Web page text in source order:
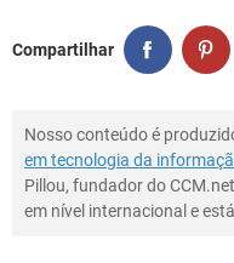
Compartilhar
Nosso conteúdo é
em tecnologia da
Pillou, fundador do
em nível internacional e